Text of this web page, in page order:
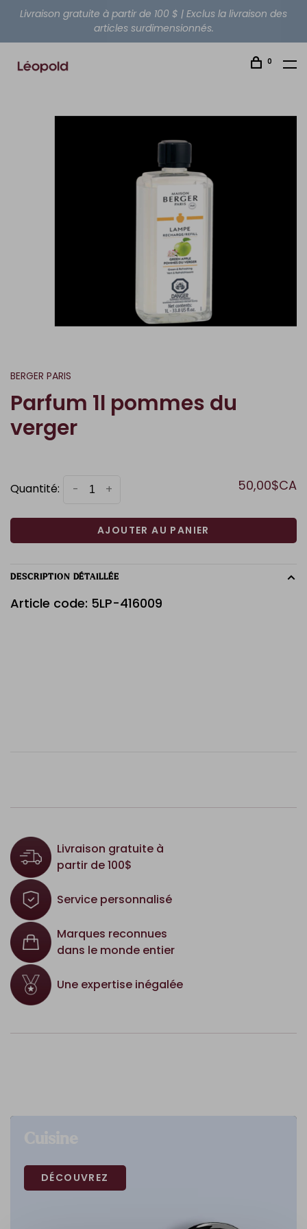
Livraison gratuite à partir de 100 $ | Exclus la livraison des
articles surdimensionnés.
0
BERGER PARIS
Parfum 1l pommes du
verger
Quantité: +
- 50,00$CA
AJOUTER AU PANIER
DESCRIPTION DÉTAILLÉE
Article code: 5LP-416009
Livraison gratuite à
partir de 100$
Service personnalisé
Marques reconnues
dans le monde entier
Une expertise inégalée
DÉCOUVREZ